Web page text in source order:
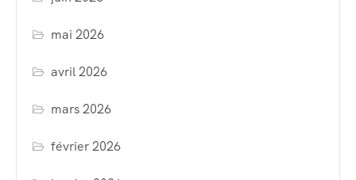
mai 2026
avril 2026
mars 2026
février 2026